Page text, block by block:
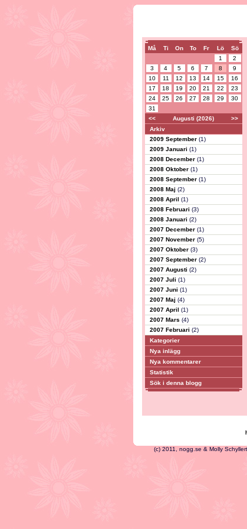
Må Ti On To Fr Lö
Sö
1
2
3
4 5 6 7 8
9
10
11 12 13 14 15
16
17
18 19 20 21 22
23
24
25 26 27 28 29
30
31
<<
Augusti (2026)
>>
Arkiv
2009 September (1)
2009 Januari (1)
2008 December (1)
2008 Oktober (1)
2008 September (1)
2008 Maj (2)
2008 April (1)
2008 Februari (3)
2008 Januari (2)
2007 December (1)
2007 November (5)
2007 Oktober (3)
2007 September (2)
2007 Augusti (2)
2007 Juli (1)
2007 Juni (1)
2007 Maj (4)
2007 April (1)
2007 Mars (4)
2007 Februari (2)
Kategorier
Nya inlägg
Nya kommentarer
Statistik
Sök i denna blogg
(c) 2011, nogg.se